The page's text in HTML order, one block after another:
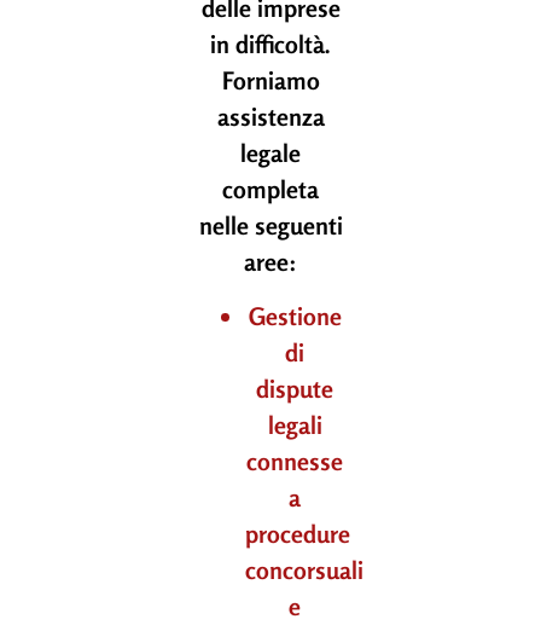
delle imprese
in difficoltà.
Forniamo
assistenza
legale
completa
nelle seguenti
aree:
Gestione
di
dispute
legali
connesse
a
procedure
concorsuali
e